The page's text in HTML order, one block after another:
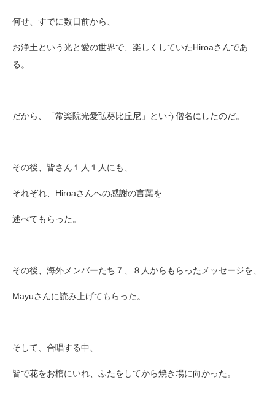
何せ、すでに数日前から、
お浄土という光と愛の世界で、楽しくしていたHiroaさんであ
る。
だから、「常楽院光愛弘葵比丘尼」という僧名にしたのだ。
その後、皆さん１人１人にも、
それぞれ、Hiroaさんへの感謝の言葉を
述べてもらった。
その後、海外メンバーたち７、８人からもらったメッセージを、
Mayuさんに読み上げてもらった。
そして、合唱する中、
皆で花をお棺にいれ、ふたをしてから焼き場に向かった。